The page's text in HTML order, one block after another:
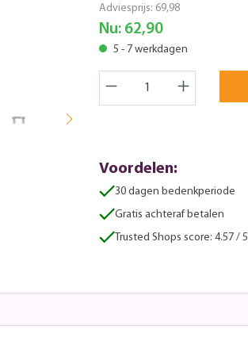
Adviesprijs: 69,98
Nu: 62,90
5 - 7 werkdagen
Voordelen:
30 dagen bedenkperiode
Gratis achteraf betalen
Trusted Shops score: 4.57 / 5